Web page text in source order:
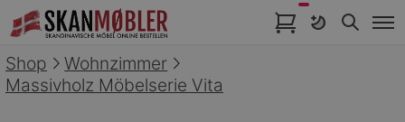
Artikel im Warenkorb
Shop
Wohnzimmer
Massivholz Möbelserie Vita